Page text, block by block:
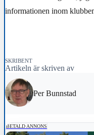
informationen inom
SKRIBENT
Artikeln är skriven av
Per Bunnstad
BETALD ANNONS